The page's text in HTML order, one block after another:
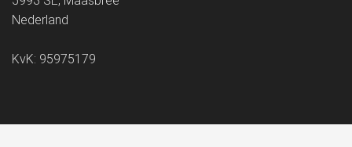
Nederland
KvK: 95975179